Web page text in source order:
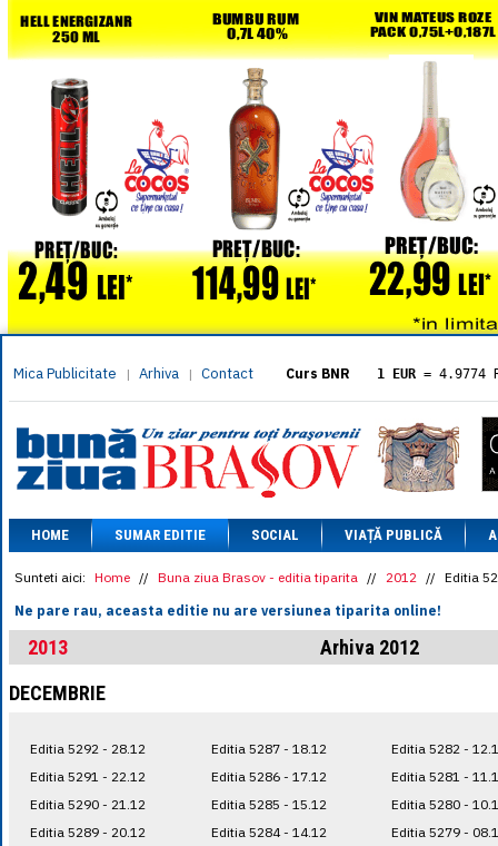
Mica Publicitate | Arhiva | Contact Curs BNR 1 EUR = 4.9774
= 5.8304
1 XAU= 464.4611
1 AED= 1.1933
1 AUD= 2.7957
1 BGN= 2.5449
1 CAD= 3.1559
1 CHF= 5.2813
1 CNY = 0.6015
1 DKK= 0.6668
1 EGP= 0.0860
1 HUF= 1.2223
1 MXN= 0.2227
1 NOK= 0.4191
1 RSD= 0.0425
HOME SUMAR EDITIE SOCIAL VIAȚĂ PUBLICĂ
Sunteti aici: Home // Buna ziua Brasov - editia tiparita // 2012 // Editia
Ne pare rau, aceasta editie nu are versiunea tiparita online!
2013
Arhiva 2012
DECEMBRIE
Editia 5292 - 28.12
Editia 5291 - 22.12
Editia 5290 - 21.12
Editia 5289 - 20.12
Editia 5287 - 18.12
Editia 5286 - 17.12
Editia 5285 - 15.12
Editia 5284 - 14.12
Editia 5282 -
Editia 5281 -
Editia 5280 -
Editia 5279 -